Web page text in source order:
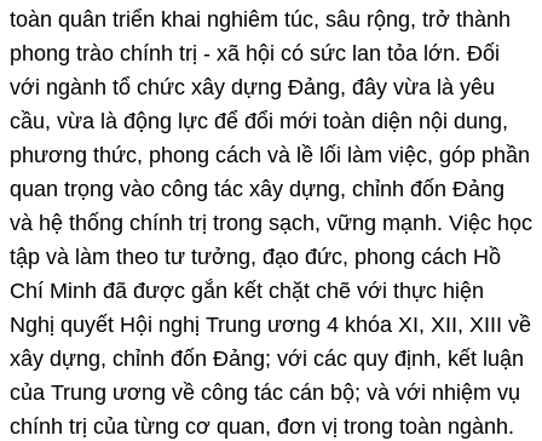
toàn quân triển khai nghiêm túc, sâu rộng, trở thành
phong trào chính trị - xã hội có sức lan tỏa lớn. Đối
với ngành tổ chức xây dựng Đảng, đây vừa là yêu
cầu, vừa là động lực để đổi mới toàn diện nội dung,
phương thức, phong cách và lề lối làm việc, góp phần
quan trọng vào công tác xây dựng, chỉnh đốn Đảng
và hệ thống chính trị trong sạch, vững mạnh. Việc học
tập và làm theo tư tưởng, đạo đức, phong cách Hồ
Chí Minh đã được gắn kết chặt chẽ với thực hiện
Nghị quyết Hội nghị Trung ương 4 khóa XI, XII, XIII về
xây dựng, chỉnh đốn Đảng; với các quy định, kết luận
của Trung ương về công tác cán bộ; và với nhiệm vụ
chính trị của từng cơ quan, đơn vị trong toàn ngành.